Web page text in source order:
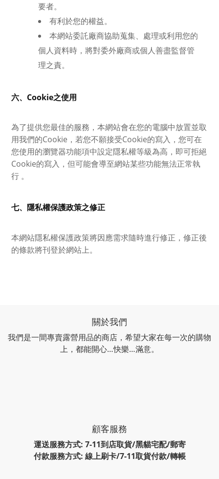
要者。
有利於您的權益。
本網站委託廠商協助蒐集、處理或利用您的
個人資料時，將對委外廠商或個人善盡監督管
理之責。
六、Cookie之使用
為了提供您最佳的服務，本網站會在您的電腦中放置並取
用我們的Cookie，若您不願接受Cookie的寫入，您可在
您使用的瀏覽器功能項中設定隱私權等級為高，即可拒絕
Cookie的寫入，但可能會導至網站某些功能無法正常執
行 。
七、隱私權保護政策之修正
本網站隱私權保護政策將因應需求隨時進行修正，修正後
的條款將刊登於網站上。
關於我們
我們是一間專賣露營用品的商店，希望大家在每一次的購物
上，都能開心…快樂…滿意。
顧客服務
運送服務方式: 7-11到店取貨/黑貓宅配/郵寄
付款服務方式: 線上刷卡/7-11取貨付款/轉帳